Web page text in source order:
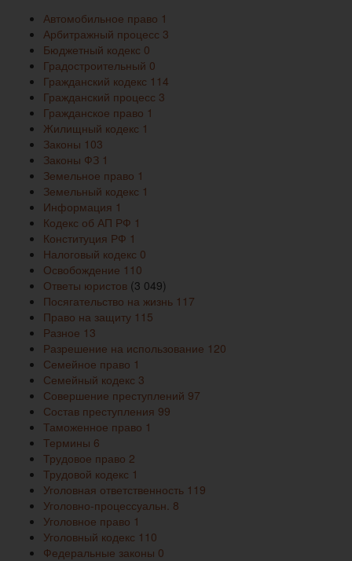
Автомобильное право 1
Арбитражный процесс 3
Бюджетный кодекс 0
Градостроительный 0
Гражданский кодекс 114
Гражданский процесс 3
Гражданское право 1
Жилищный кодекс 1
Законы 103
Законы ФЗ 1
Земельное право 1
Земельный кодекс 1
Информация 1
Кодекс об АП РФ 1
Конституция РФ 1
Налоговый кодекс 0
Освобождение 110
Ответы юристов (3 049)
Посягательство на жизнь 117
Право на защиту 115
Разное 13
Разрешение на использование 120
Семейное право 1
Семейный кодекс 3
Совершение преступлений 97
Состав преступления 99
Таможенное право 1
Термины 6
Трудовое право 2
Трудовой кодекс 1
Уголовная ответственность 119
Уголовно-процессуальн. 8
Уголовное право 1
Уголовный кодекс 110
Федеральные законы 0